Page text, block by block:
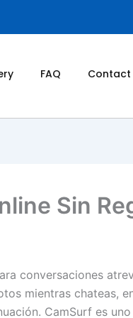
FAQ Contact
Sin
conversaciones
mientras chateas,
CamSurf es